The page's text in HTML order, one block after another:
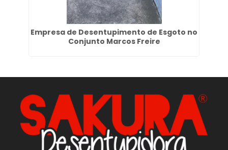
Empresa de Desentupimento de Esgoto no
Conjunto Marcos Freire